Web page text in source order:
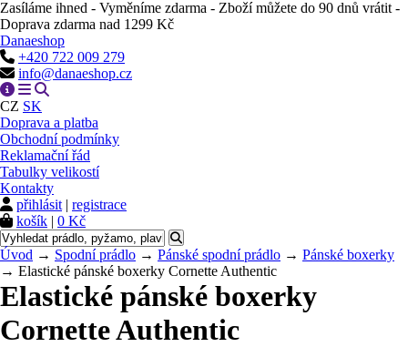
Zasíláme ihned - Vyměníme zdarma - Zboží můžete do 90 dnů vrátit -
Doprava zdarma nad 1299 Kč
Danaeshop
+420 722 009 279
info@danaeshop.cz
CZ SK
Doprava a platba
Obchodní podmínky
Reklamační řád
Tabulky velikostí
Kontakty
přihlásit | registrace
košík | 0 Kč
Úvod → Spodní prádlo → Pánské spodní prádlo → Pánské boxerky
→ Elastické pánské boxerky Cornette Authentic
Elastické pánské boxerky
Cornette Authentic